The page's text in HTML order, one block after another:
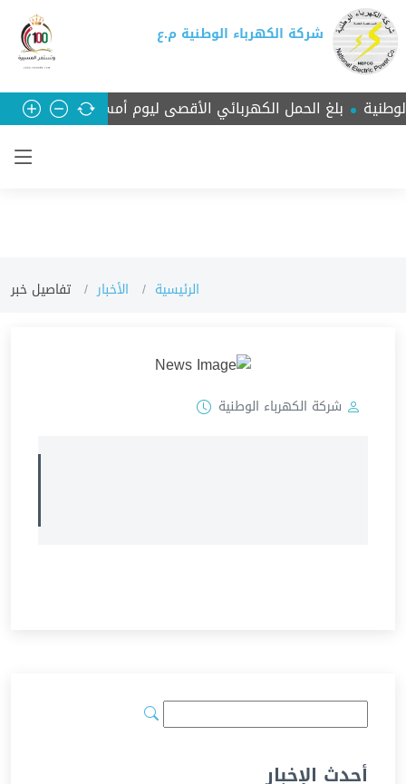
شركة الكهرباء الوطنية م.ع
بلغ الحمل الكهربائي الأقصى ليوم أمس السبت 3990 ميجا واط
تفاصيل خبر الأخبار الرئيسية
شركة الكهرباء الوطنية
أحدث الإخبار